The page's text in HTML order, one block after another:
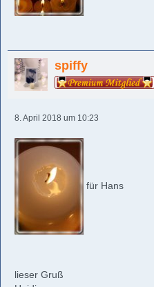
spiffy
8. April 2018 um 10:23
für Hans
lieser Gruß